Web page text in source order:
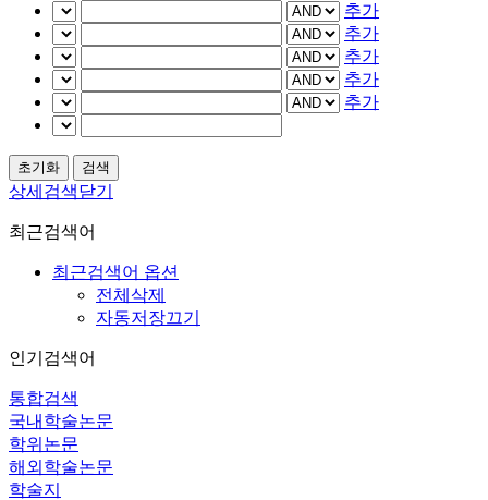
추가
추가
추가
추가
추가
상세검색닫기
최근검색어
최근검색어 옵션
전체삭제
자동저장끄기
인기검색어
통합검색
국내학술논문
학위논문
해외학술논문
학술지